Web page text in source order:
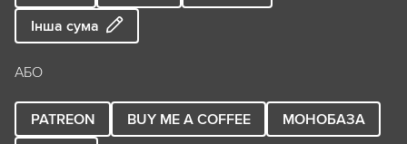
Інша сума
АБО
PATREON BUY ME A COFFEE
МОНОБАЗА